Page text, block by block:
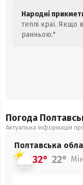
Народні
теплі краї. Якщо
ранньою."
Погода
Актуальна інформація
Полтавська
32° 22°